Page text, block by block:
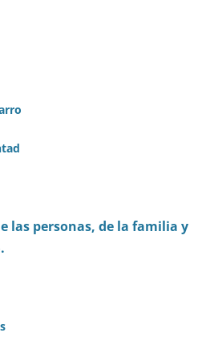
las personas, de la familia y